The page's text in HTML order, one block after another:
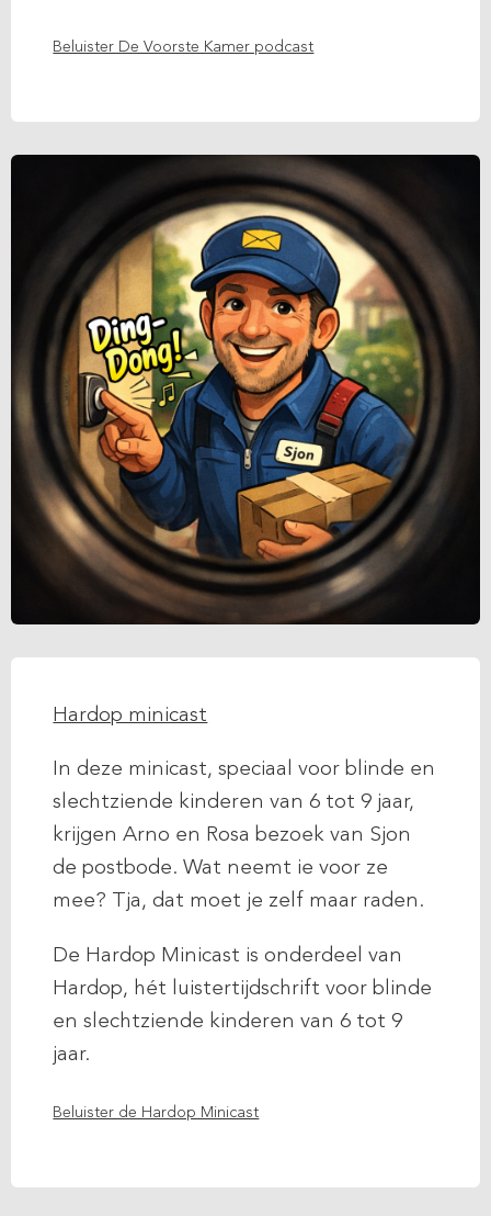
Beluister De Voorste Kamer podcast
Hardop minicast
In deze minicast, speciaal voor blinde en
slechtziende kinderen van 6 tot 9 jaar,
krijgen Arno en Rosa bezoek van Sjon
de postbode. Wat neemt ie voor ze
mee? Tja, dat moet je zelf maar raden.
De Hardop Minicast is onderdeel van
Hardop, hét luistertijdschrift voor blinde
en slechtziende kinderen van 6 tot 9
jaar.
Beluister de Hardop Minicast